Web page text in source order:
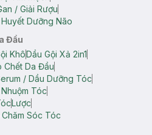
/ Giải Rượu
Dưỡng Não
Đầu
KhôDầu Gội Xả 2in1
Chết Da Đầu
/ Dầu Dưỡng Tóc
Tóc
Lược
Chăm Sóc Tóc